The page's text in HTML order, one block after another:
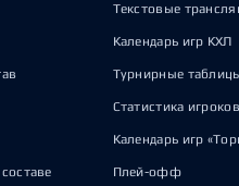
Текстовые
Календарь игр КХЛ
Турнирные
Статистика игроков
Календарь игр
Плей-офф